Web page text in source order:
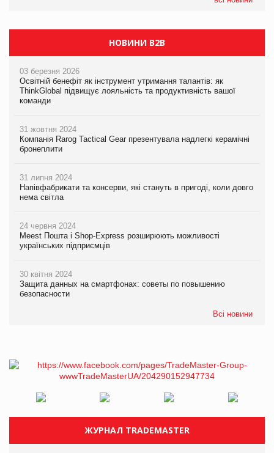
НОВИНИ B2B
03 березня 2026
Освітній бенефіт як інструмент утримання талантів: як
ThinkGlobal підвищує лояльність та продуктивність вашої
команди
31 жовтня 2024
Компанія Rarog Tactical Gear презентувала надлегкі керамічні
бронеплити
31 липня 2024
Напівфабрикати та консерви, які стануть в пригоді, коли довго
нема світла
24 червня 2024
Meest Пошта і Shop-Express розширюють можливості
українських підприємців
30 квітня 2024
Защита данных на смартфонах: советы по повышению
безопасности
Всі новини
ЖУРНАЛ TRADEMASTER